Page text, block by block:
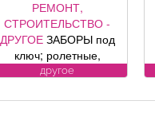
РЕМОНТ,
СТРОИТЕЛЬСТВО -
ДРУГОЕЗАБОРЫ под
ключ; ролетные,
секционные ворота (от
представителя
другое